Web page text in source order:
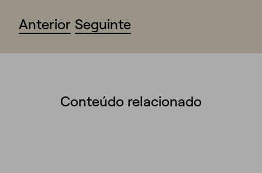
Anterior Seguinte
Conteúdo relacionado